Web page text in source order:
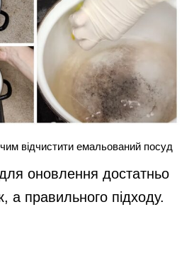
відчистити емальований посуд
оновлення достатньо
а правильного підходу.